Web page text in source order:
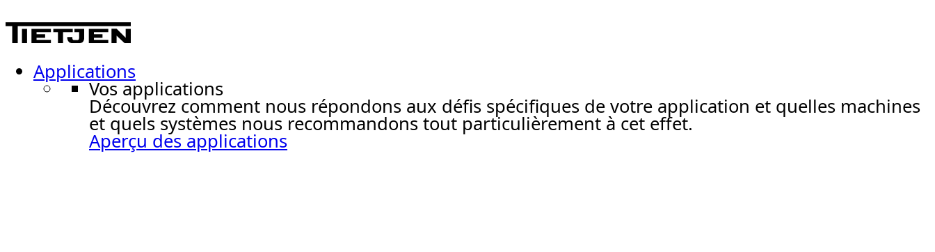
Applications
Vos applications
Découvrez comment nous répondons aux défis spécifiques de votre application et quelles machines
et quels systèmes nous recommandons tout particulièrement à cet effet.
Aperçu des applications